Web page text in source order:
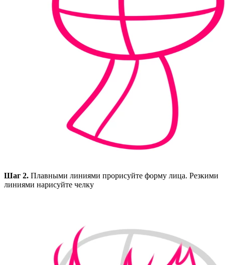
Шаг 2. Плавными линиями прорисуйте форму лица. Резкими
линиями нарисуйте челку